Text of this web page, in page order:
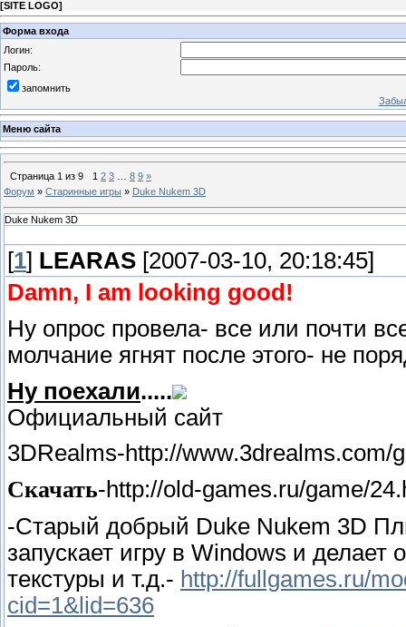
[SITE LOGO]
Форма входа
Логин:
Пароль:
запомнить
Меню сайта
Страница 1 из 9 1 2 3 8 9 »
Форум » Старинные игры » Duke Nukem 3D
Duke Nukem 3D
[1] LEARAS [2007-03-10, 20:18:45]
Damn, I am looking good!
Ну опрос провела- все или почти
молчание ягнят после этого- не
Ну поехали.....
Официальный сайт
3DRealms-http://www.3drealms.com/
Скачать-http://old-games.ru/game/
-Старый добрый Duke Nukem 3D
запускает игру в Windows и
текстуры и т.д.- http://fullgames.ru/
cid=1&lid=636